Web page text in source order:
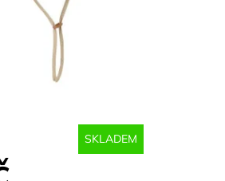
SKLADEM